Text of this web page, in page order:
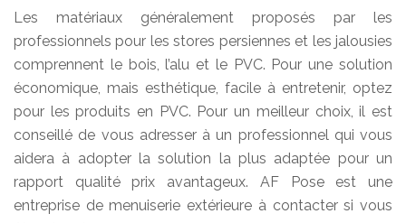
Les matériaux généralement proposés par les
professionnels pour les stores persiennes et les jalousies
comprennent le bois, l’alu et le PVC. Pour une solution
économique, mais esthétique, facile à entretenir, optez
pour les produits en PVC. Pour un meilleur choix, il est
conseillé de vous adresser à un professionnel qui vous
aidera à adopter la solution la plus adaptée pour un
rapport qualité prix avantageux. AF Pose est une
entreprise de menuiserie extérieure à contacter si vous